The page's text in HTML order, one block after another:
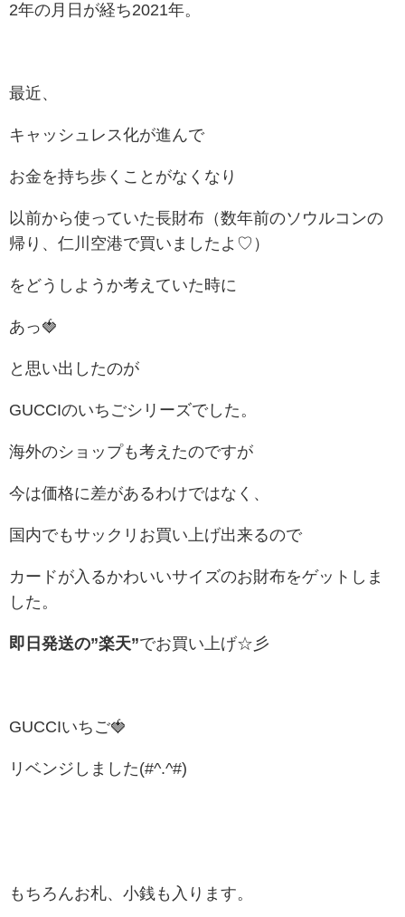
2年の月日が経ち2021年。
最近、
キャッシュレス化が進んで
お金を持ち歩くことがなくなり
以前から使っていた長財布（数年前のソウルコンの
帰り、仁川空港で買いましたよ♡）
をどうしようか考えていた時に
あっ🍓
と思い出したのが
GUCCIのいちごシリーズでした。
海外のショップも考えたのですが
今は価格に差があるわけではなく、
国内でもサックリお買い上げ出来るので
カードが入るかわいいサイズのお財布をゲットしま
した。
即日発送の”楽天”でお買い上げ☆彡
GUCCIいちご🍓
リベンジしました(#^.^#)
もちろんお札、小銭も入ります。